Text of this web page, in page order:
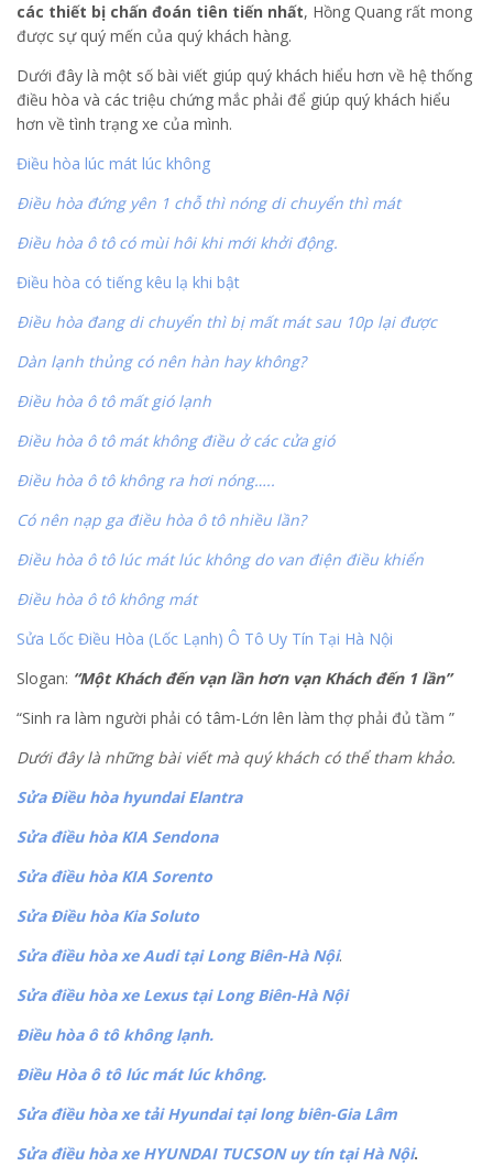
các thiết bị chấn đoán tiên tiến nhất, Hồng Quang rất mong
được sự quý mến của quý khách hàng.
Dưới đây là một số bài viết giúp quý khách hiểu hơn về hệ thống
điều hòa và các triệu chứng mắc phải để giúp quý khách hiểu
hơn về tình trạng xe của mình.
Điều hòa lúc mát lúc không
Điều hòa đứng yên 1 chỗ thì nóng di chuyển thì mát
Điều hòa ô tô có mùi hôi khi mới khởi động.
Điều hòa có tiếng kêu lạ khi bật
Điều hòa đang di chuyển thì bị mất mát sau 10p lại được
Dàn lạnh thủng có nên hàn hay không?
Điều hòa ô tô mất gió lạnh
Điều hòa ô tô mát không điều ở các cửa gió
Điều hòa ô tô không ra hơi nóng…..
Có nên nạp ga điều hòa ô tô nhiều lần?
Điều hòa ô tô lúc mát lúc không do van điện điều khiển
Điều hòa ô tô không mát
Sửa Lốc Điều Hòa (Lốc Lạnh) Ô Tô Uy Tín Tại Hà Nội
Slogan: “Một Khách đến vạn lần hơn vạn Khách đến 1 lần”
“Sinh ra làm người phải có tâm-Lớn lên làm thợ phải đủ tầm ”
Dưới đây là những bài viết mà quý khách có thể tham khảo.
Sửa Điều hòa hyundai Elantra
Sửa điều hòa KIA Sendona
Sửa điều hòa KIA Sorento
Sửa Điều hòa Kia Soluto
Sửa điều hòa xe Audi tại Long Biên-Hà Nội.
Sửa điều hòa xe Lexus tại Long Biên-Hà Nội
Điều hòa ô tô không lạnh.
Điều Hòa ô tô lúc mát lúc không.
Sửa điều hòa xe tải Hyundai tại long biên-Gia Lâm
Sửa điều hòa xe HYUNDAI TUCSON uy tín tại Hà Nội.